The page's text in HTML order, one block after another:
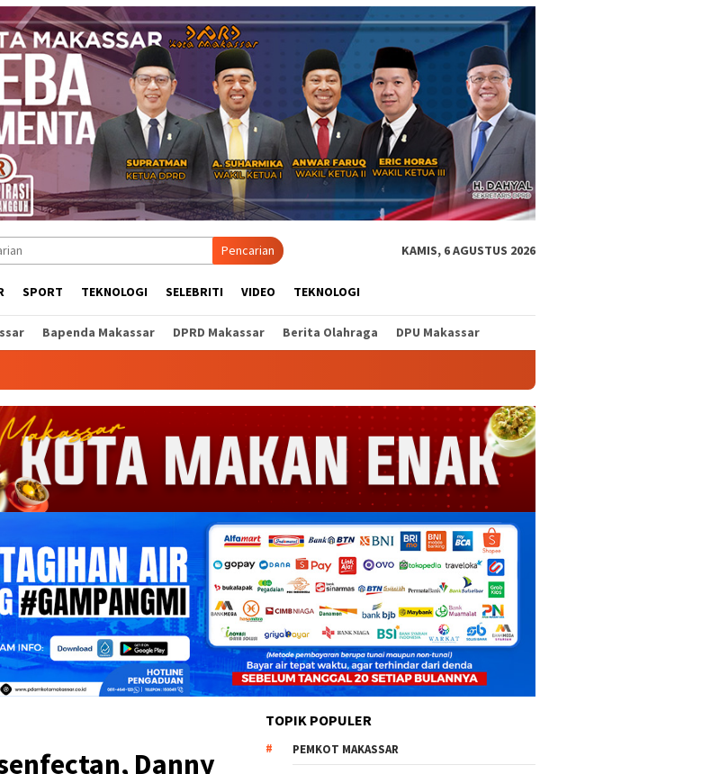
Pencarian KAMIS, 6 AGUSTUS 2026
SPORT TEKNOLOGI SELEBRITI VIDEO TEKNOLOGI
Bapenda Makassar DPRD Makassar Berita Olahraga DPU Makassar
Danny
TOPIK POPULER
PEMKOT MAKASSAR